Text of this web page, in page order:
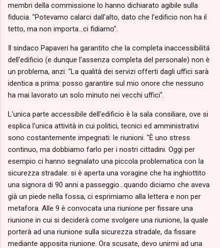
membri della commissione lo hanno dichiarato agibile sulla
fiducia. "Potevamo calarci dall'alto, dato che l'edificio non ha il
tetto, ma non importa...ci fidiamo".
Il sindaco Papaveri ha garantito che la completa inaccessibilitá
dell'edificio (e dunque l'assenza completa del personale) non è
un problema, anzi: "La qualità dei servizi offerti dagli uffici sarà
identica a prima: posso garantire sul mio onore che nessuno
ha mai lavorato un solo minuto nei vecchi uffici".
L'unica parte accessibile dell'edificio è la sala consiliare, ove si
esplica l'unica attività in cui politici, tecnici ed amministrativi
sono costantemente impegnati: le riunioni. "È uno stress
continuo, ma dobbiamo farlo per i nostri cittadini. Oggi per
esempio ci hanno segnalato una piccola problematica con la
sicurezza stradale: si è aperta una voragine che ha inghiottito
una signora di 90 anni a passeggio...quando diciamo che aveva
già un piede nella fossa, ci esprimiamo alla lettera e non per
metafora. Alle 9 è convocata una riunione per fissare una
riunione in cui si deciderà come svolgere una riunione, la quale
porterà ad una riunione sulla sicurezza stradale, da fissare
mediante apposita riunione. Ora scusate, devo unirmi ad una